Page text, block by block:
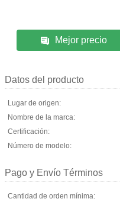
Mejor precio
Datos del producto
Lugar de origen:
Nombre de la marca:
Certificación:
Número de modelo:
Pago y Envío Términos
Cantidad de orden mínima: